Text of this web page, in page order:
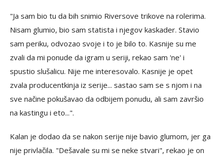
"Ja sam bio tu da bih snimio Riversove trikove na rolerima.
Nisam glumio, bio sam statista i njegov kaskader. Stavio
sam periku, odvozao svoje i to je bilo to. Kasnije su me
zvali da mi ponude da igram u seriji, rekao sam 'ne' i
spustio slušalicu. Nije me interesovalo. Kasnije je opet
zvala producentkinja iz serije... sastao sam se s njom i na
sve načine pokušavao da odbijem ponudu, ali sam završio
na kastingu i eto...".
Kalan je dodao da se nakon serije nije bavio glumom, jer ga
nije privlačila. "Dešavale su mi se neke stvari", rekao je on